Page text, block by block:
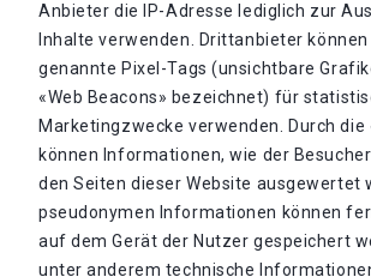
Anbieter die IP-Adresse lediglich zur
Inhalte verwenden. Drittanbieter
genannte Pixel-Tags (unsichtbare
«Web Beacons» bezeichnet) für
Marketingzwecke verwenden. Durch die
können Informationen, wie der
den Seiten dieser Website ausgewertet
pseudonymen Informationen können
auf dem Gerät der Nutzer gespeichert
unter anderem technische